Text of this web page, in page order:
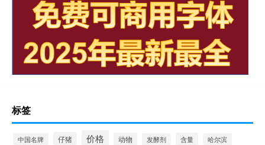
标签
中国名牌 仔猪 价格 动物 发酵剂 含量 哈尔滨